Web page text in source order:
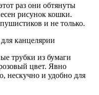
раз они обтянуты
рисунок кошки.
и не только.
трубки из бумаги
цвет. Явно
нескучно и удобно для